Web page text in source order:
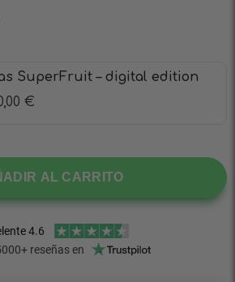
SuperFruit – digital edition
€
AL CARRITO